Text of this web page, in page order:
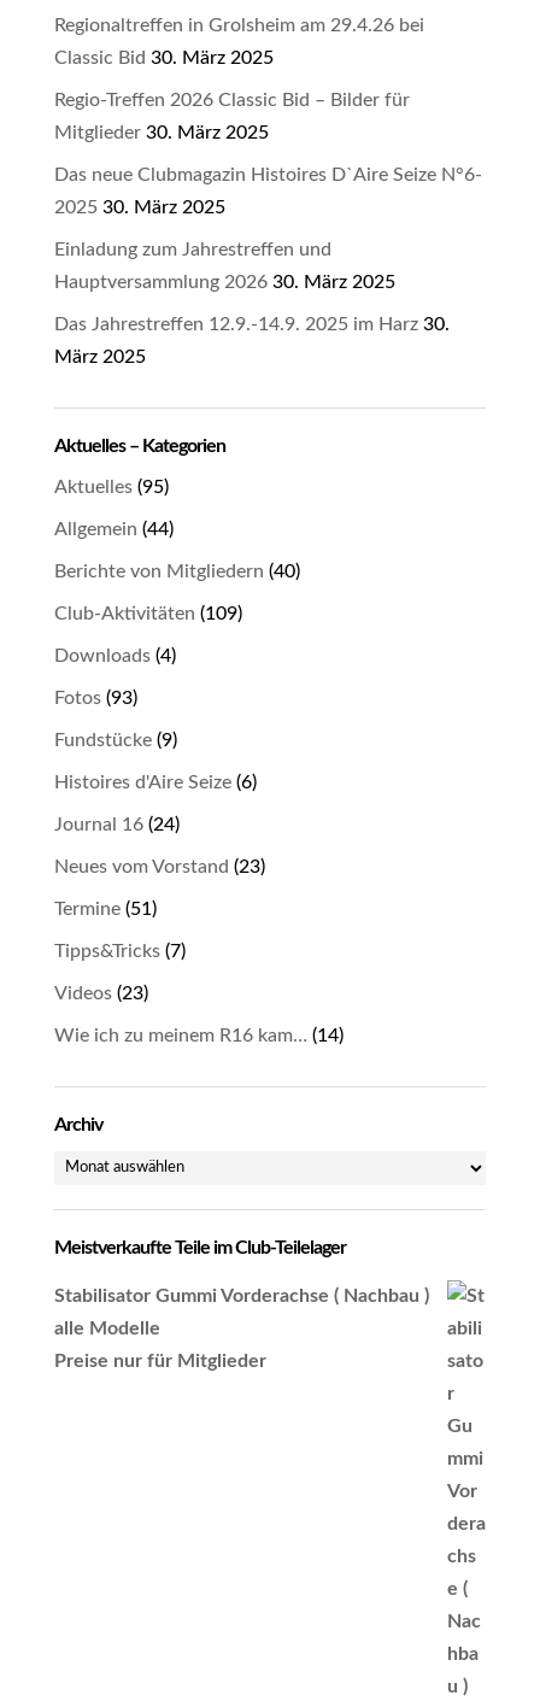
Regionaltreffen in Grolsheim am 29.4.26 bei
Classic Bid 30. März 2025
Regio-Treffen 2026 Classic Bid – Bilder für
Mitglieder 30. März 2025
Das neue Clubmagazin Histoires D`Aire Seize N°6-
2025 30. März 2025
Einladung zum Jahrestreffen und
Hauptversammlung 2026 30. März 2025
Das Jahrestreffen 12.9.-14.9. 2025 im Harz 30.
März 2025
Aktuelles – Kategorien
Aktuelles(95)
Allgemein (44)
Berichte von Mitgliedern (40)
Club-Aktivitäten (109)
Downloads(4)
Fotos(93)
Fundstücke(9)
Histoires d'Aire Seize(6)
Journal 16(24)
Neues vom Vorstand (23)
Termine(51)
Tipps&Tricks(7)
Videos(23)
Wie ich zu meinem R16 kam… (14)
Archiv
Archiv
Meistverkaufte Teile im Club-Teilelager
Stabilisator Gummi Vorderachse ( Nachbau )
alle Modelle
Preise nur für Mitglieder